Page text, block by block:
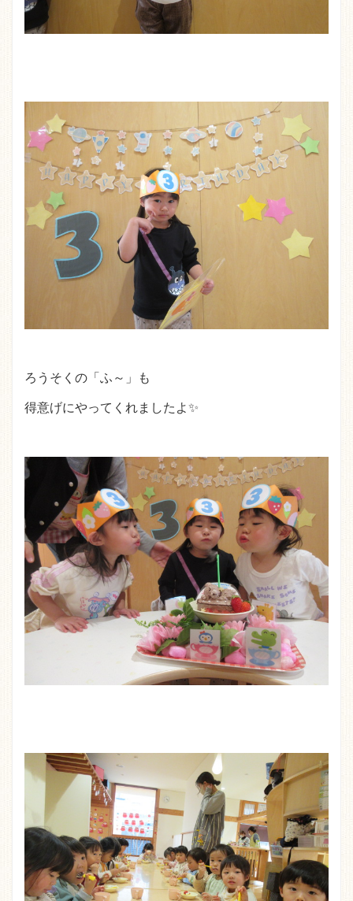
ろうそくの「ふ～」も
得意げにやってくれましたよ✨